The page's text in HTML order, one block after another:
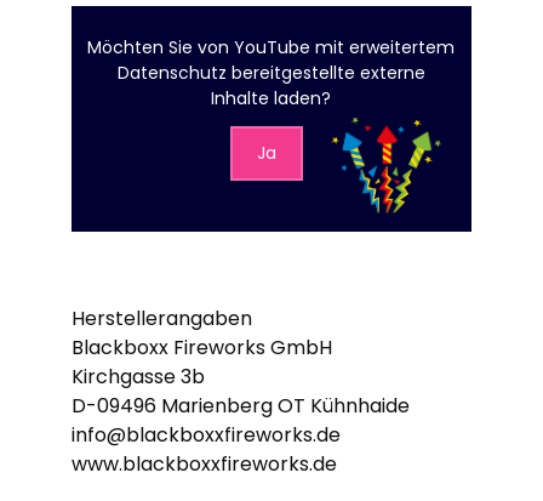
Möchten Sie vonYouTube mit erweitertem
Datenschutz bereitgestellte externe
Inhalte laden?
Ja
Herstellerangaben
Blackboxx Fireworks GmbH
Kirchgasse 3b
D-09496 Marienberg OT Kühnhaide
info@blackboxxfireworks.de
www.blackboxxfireworks.de